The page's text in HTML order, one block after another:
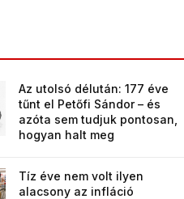
Az utolsó délután: 177 éve
tűnt el Petőfi Sándor – és
azóta sem tudjuk pontosan,
hogyan halt meg
Tíz éve nem volt ilyen
alacsony az infláció